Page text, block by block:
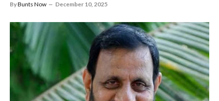
ByBunts Now December 10, 2025